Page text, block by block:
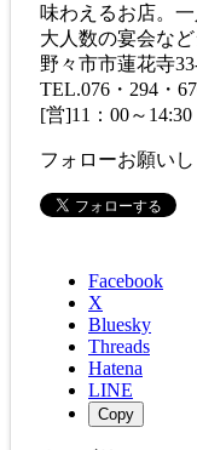
味わえるお店。
大人数の宴会な
野々市市蓮花寺
TEL.076・294・
[営]11：00～
フォローお願いし
Facebook
X
Bluesky
Threads
Hatena
LINE
Copy